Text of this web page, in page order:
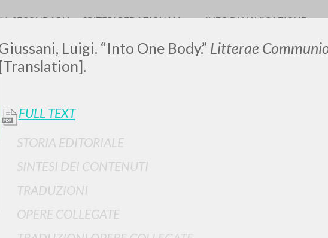
Luigi. “Into One Body.” Litterae
[Translation].
FULL TEXT
STORIA EDITORIALE
SINTESI DEI CONTENUTI
TRADUZIONI
OPERE COLLEGATE
LUIGI
SECONDARIA CRITERI REDAZIONALI INFO DI NAVIGAZIONE